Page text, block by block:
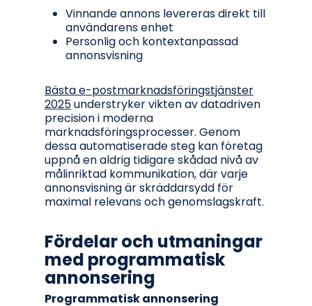
Vinnande annons levereras direkt till
användarens enhet
Personlig och kontextanpassad
annonsvisning
Bästa e-postmarknadsföringstjänster
2025understryker vikten av datadriven
precision i moderna
marknadsföringsprocesser. Genom
dessa automatiserade steg kan företag
uppnå en aldrig tidigare skådad nivå av
målinriktad kommunikation, där varje
annonsvisning är skräddarsydd för
maximal relevans och genomslagskraft.
Fördelar och utmaningar
med programmatisk
annonsering
Programmatisk annonsering